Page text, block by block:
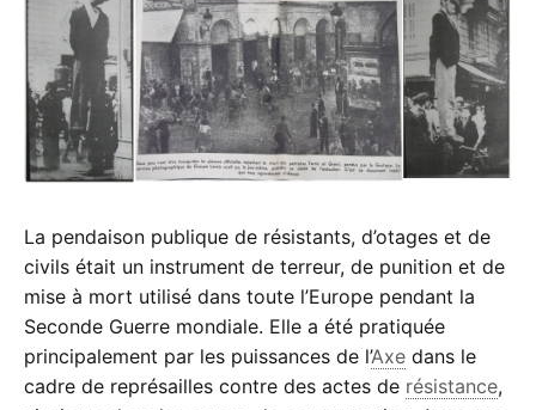
La pendaison publique de résistants, d’otages et de
civils était un instrument de terreur, de punition et de
mise à mort utilisé dans toute l’Europe pendant la
Seconde Guerre mondiale. Elle a été pratiquée
principalement par les puissances de l’Axe dans le
cadre de représailles contre des actes de résistance,